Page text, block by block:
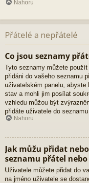
Nahoru
Přátelé a nepřátelé
Co jsou seznamy
Tyto seznamy můžete
přidáni do vašeho seznamu
uživatelském panelu,
stav a mohli jim posílat
vzhledu můžou být
přidáte uživatele do
Nahoru
Jak můžu přidat
seznamu přátel
Uživatele můžete přidat do
na jméno uživatele se